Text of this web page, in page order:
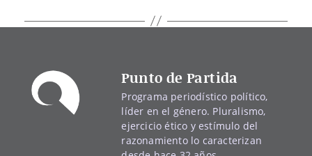
Punto de Partida
Programa periodístico político,
líder en el género. Pluralismo,
ejercicio ético y estímulo del
razonamiento lo caracterizan